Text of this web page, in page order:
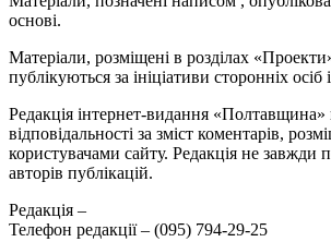
основі.
Матеріали, розміщені в розділах
публікуються за ініціативи сторонніх
Редакція інтернет-видання «Полтавщина»
відповідальності за зміст коментарів,
користувачами сайту. Редакція не завжди
авторів публікацій.
Редакція –
Телефон редакції – (095) 794-29-25